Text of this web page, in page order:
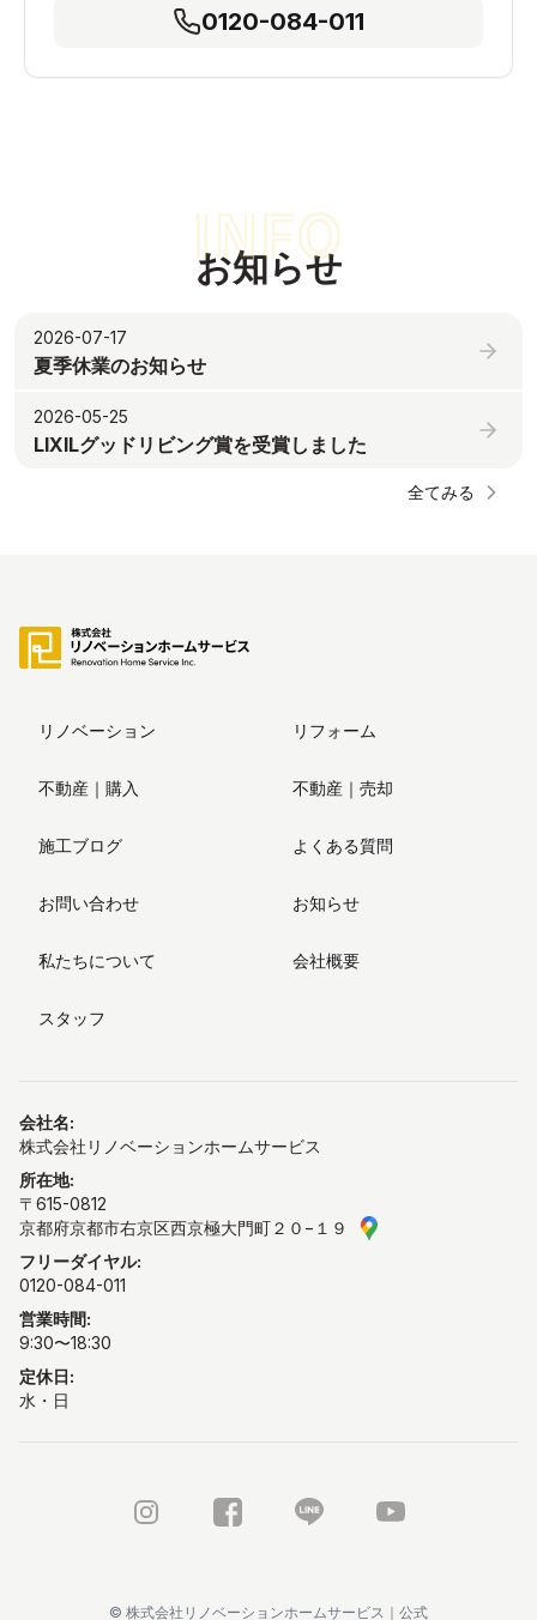
0120-084-011
お知らせ
2026-07-17
夏季休業のお知らせ
2026-05-25
LIXILグッドリビング賞を受賞しました
全てみる
リノベーション リフォーム
不動産｜購入 不動産｜売却
施工ブログ よくある質問
お問い合わせ お知らせ
私たちについて 会社概要
スタッフ
会社名:
株式会社リノベーションホームサービス
所在地:
〒615-0812
京都府京都市右京区西京極大門町２０−１９
フリーダイヤル:
0120-084-011
営業時間:
9:30〜18:30
定休日:
水・日
InstagramFaceBookLINE公式アカウント
Youtube
© 株式会社リノベーションホームサービス｜公式